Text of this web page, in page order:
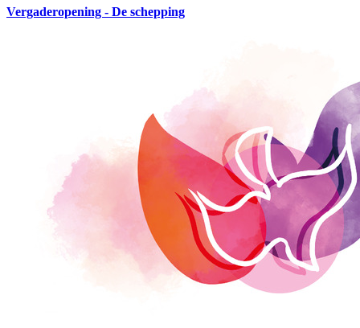
Vergaderopening - De schepping